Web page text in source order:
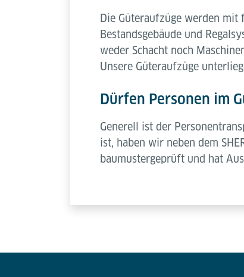
Die Güteraufzüge werden
Bestandsgebäude und
weder Schacht noch
Unsere Güteraufzüge
Dürfen Personen im
Generell ist der
ist, haben wir neben dem
baumustergeprüft und hat